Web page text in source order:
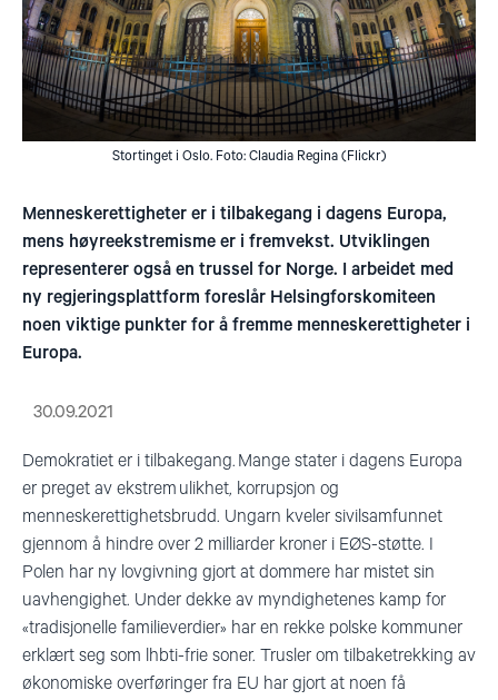
Stortinget i Oslo. Foto: Claudia Regina (Flickr)
Menneskerettigheter er i tilbakegang i dagens Europa,
mens høyreekstremisme er i fremvekst. Utviklingen
representerer også en trussel for Norge. I arbeidet med
ny regjeringsplattform foreslår Helsingforskomiteen
noen viktige punkter for å fremme menneskerettigheter i
Europa.
30.09.2021
Demokratiet er i tilbakegang. Mange stater i dagens Europa
er preget av ekstrem ulikhet, korrupsjon og
menneskerettighetsbrudd. Ungarn kveler sivilsamfunnet
gjennom å hindre over 2 milliarder kroner i EØS-støtte. I
Polen har ny lovgivning gjort at dommere har mistet sin
uavhengighet. Under dekke av myndighetenes kamp for
«tradisjonelle familieverdier» har en rekke polske kommuner
erklært seg som lhbti-frie soner. Trusler om tilbaketrekking av
økonomiske overføringer fra EU har gjort at noen få